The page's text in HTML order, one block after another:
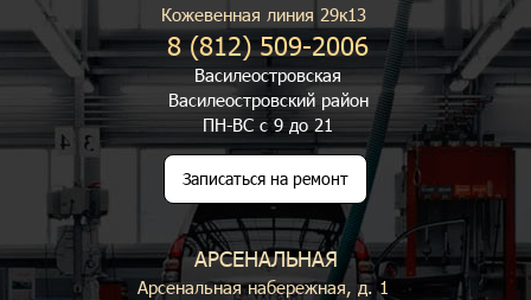
Кожевенная линия 29к13
8 (812) 509-2006
Василеостровская
Василеостровский район
ПН-ВС с 9 до 21
Записаться на ремонт
АРСЕНАЛЬНАЯ
Арсенальная набережная, д. 1